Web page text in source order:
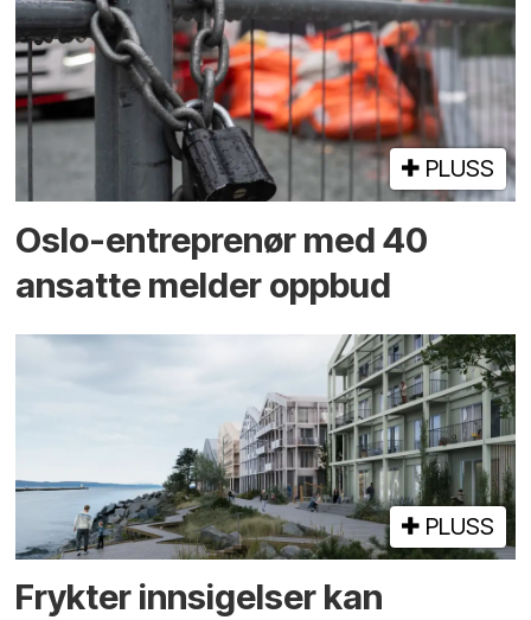
PLUSS
Oslo-entreprenør med 40
ansatte melder oppbud
PLUSS
Frykter innsigelser kan